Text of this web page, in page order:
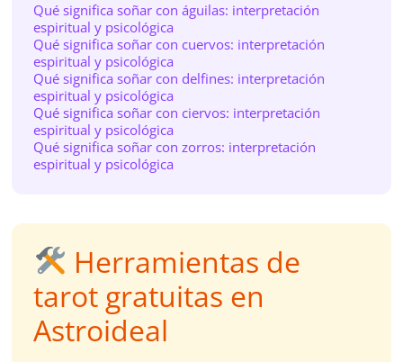
Qué significa soñar con águilas: interpretación
espiritual y psicológica
Qué significa soñar con cuervos: interpretación
espiritual y psicológica
Qué significa soñar con delfines: interpretación
espiritual y psicológica
Qué significa soñar con ciervos: interpretación
espiritual y psicológica
Qué significa soñar con zorros: interpretación
espiritual y psicológica
Herramientas de
tarot gratuitas en
Astroideal